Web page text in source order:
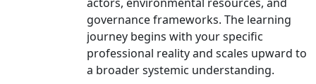
governance frameworks. The learning
journey begins with your specific
professional reality and scales upward to
a broader systemic understanding.